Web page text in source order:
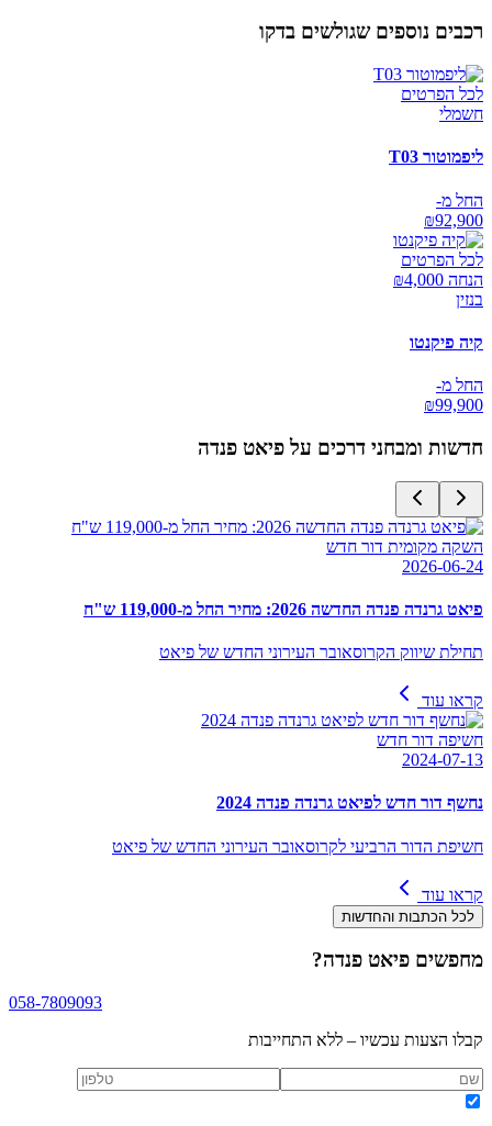
רכבים נוספים שגולשים בדקו
לכל הפרטים
חשמלי
ליפמוטור T03
החל מ-
₪92,900
לכל הפרטים
הנחה ₪ 4,000
בנזין
קיה פיקנטו
החל מ-
₪99,900
חדשות ומבחני דרכים עלפיאט פנדה
השקה מקומית דור חדש
2026-06-24
פיאט גרנדה פנדה החדשה 2026: מחיר החל מ-119,000 ש"ח
תחילת שיווק הקרוסאובר העירוני החדש של פיאט
קראו עוד
חשיפה דור חדש
2024-07-13
נחשף דור חדש לפיאט גרנדה פנדה 2024
חשיפת הדור הרביעי לקרוסאובר העירוני החדש של פיאט
קראו עוד
לכל הכתבות והחדשות
מחפשים פיאט פנדה?
058-7809093
קבלו הצעות עכשיו – ללא התחייבות